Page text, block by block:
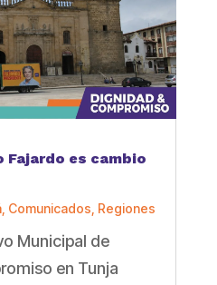
Fajardo es cambio
, Comunicados Regiones
Municipal de
en Tunja